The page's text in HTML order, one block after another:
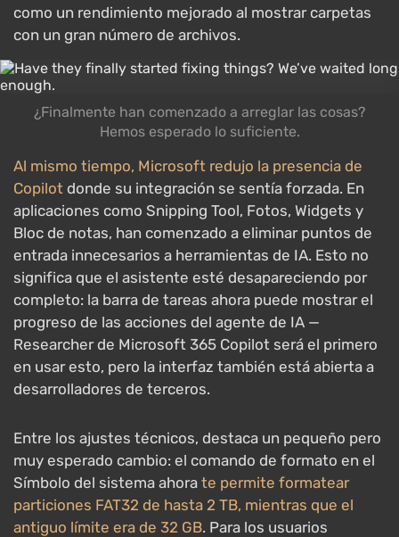
como un rendimiento mejorado al mostrar carpetas
con un gran número de archivos.
¿Finalmente han comenzado a arreglar las cosas?
Hemos esperado lo suficiente.
Al mismo tiempo, Microsoft redujo la presencia de
Copilot donde su integración se sentía forzada. En
aplicaciones como Snipping Tool, Fotos, Widgets y
Bloc de notas, han comenzado a eliminar puntos de
entrada innecesarios a herramientas de IA. Esto no
significa que el asistente esté desapareciendo por
completo: la barra de tareas ahora puede mostrar el
progreso de las acciones del agente de IA —
Researcher de Microsoft 365 Copilot será el primero
en usar esto, pero la interfaz también está abierta a
desarrolladores de terceros.
Entre los ajustes técnicos, destaca un pequeño pero
muy esperado cambio: el comando de formato en el
Símbolo del sistema ahora te permite formatear
particiones FAT32 de hasta 2 TB, mientras que el
antiguo límite era de 32 GB. Para los usuarios